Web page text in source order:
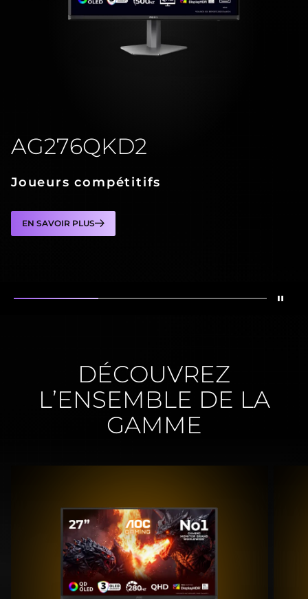
AG276QKD2
Joueurs compétitifs
EN SAVOIR PLUS
Arrêt
DÉCOUVREZ
L’ENSEMBLE DE LA
GAMME